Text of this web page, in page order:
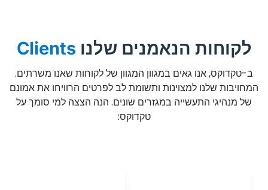
לקוחות הנאמנים שלנוClients
ב-טקדוקס, אנו גאים במגוון המגוון של לקוחות שאנו משרתים.
המחויבות שלנו למצוינות ותשומת לב לפרטים הרוויחו את אמונם
של מנהיגי התעשייה במגזרים שונים. הנה הצצה למי סומך על
טקדוקס: